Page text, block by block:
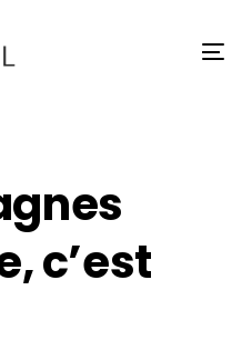
c’est